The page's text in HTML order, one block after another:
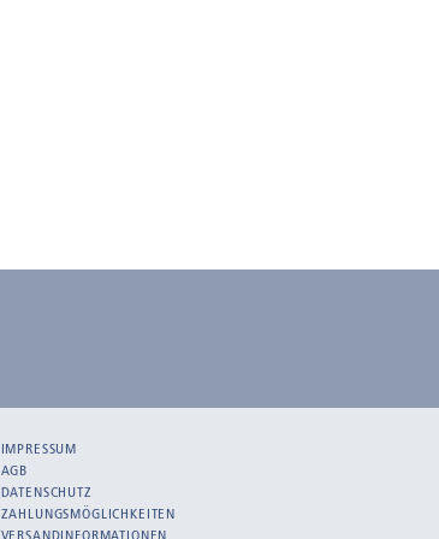
IMPRESSUM
AGB
DATENSCHUTZ
ZAHLUNGSMÖGLICHKEITEN
VERSANDINFORMATIONEN